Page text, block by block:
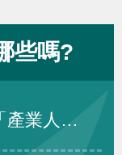
些嗎?
職訓練課程